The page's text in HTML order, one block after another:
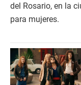
del Rosario, en la
para mujeres.